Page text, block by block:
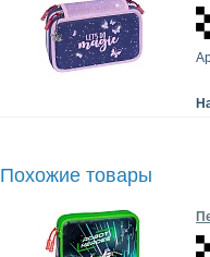
Похожие товары